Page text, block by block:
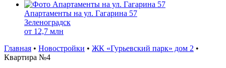
Апартаменты на ул. Гагарина 57
Зеленоградск
от 12,7 млн
Главная • Новостройки • ЖК «Гурьевский парк» дом 2 •
Квартира №4